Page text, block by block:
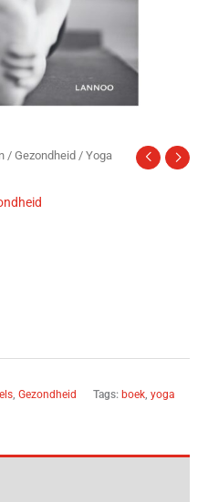
/ Gezondheid / Yoga
, Gezondheid Tags: boek, yoga